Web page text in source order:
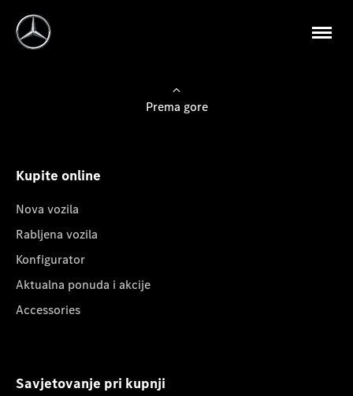
Prema gore
Kupite online
Nova vozila
Rabljena vozila
Konfigurator
Aktualna ponuda i akcije
Accessories
Savjetovanje pri kupnji